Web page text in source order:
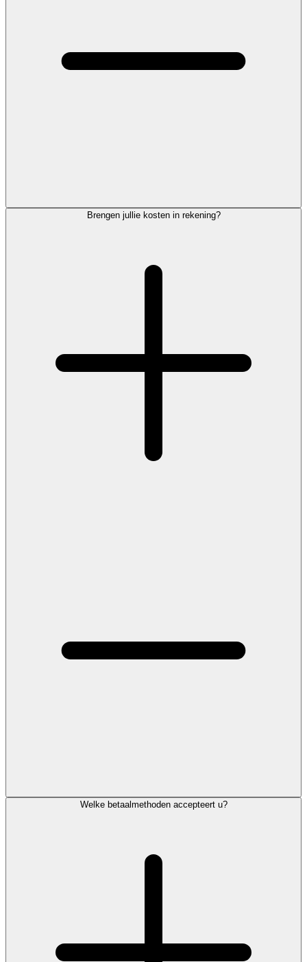
Brengen jullie kosten in rekening?
Welke betaalmethoden accepteert u?